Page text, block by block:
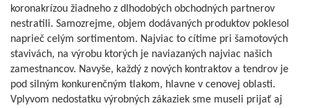
koronakrízou žiadneho z dlhodobých obchodných partnerov
nestratili. Samozrejme, objem dodávaných produktov poklesol
naprieč celým sortimentom. Najviac to cítime pri šamotových
stavivách, na výrobu ktorých je naviazaných najviac našich
zamestnancov. Navyše, každý z nových kontraktov a tendrov je
pod silným konkurenčným tlakom, hlavne v cenovej oblasti.
Vplyvom nedostatku výrobných zákaziek sme museli prijať aj